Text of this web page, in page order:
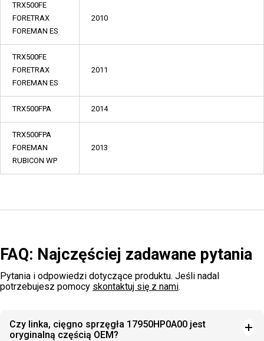
TRX500FE
FORETRAX
FOREMAN ES
2010
TRX500FE
FORETRAX
FOREMAN ES
2011
TRX500FPA 2014
TRX500FPA
FOREMAN
RUBICON WP
2013
FAQ: Najczęściej zadawane pytania
Pytania i odpowiedzi dotyczące produktu. Jeśli nadal
potrzebujesz pomocy skontaktuj się z nami.
Czy linka, cięgno sprzęgła 17950HP0A00 jest
oryginalną częścią OEM?